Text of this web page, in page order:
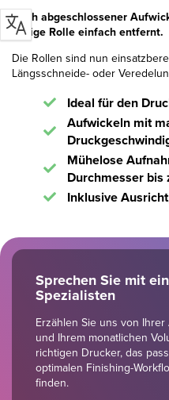
Nach abgeschlossener
fertige Rolle einfach entfernt.
Die Rollen sind nun
Längsschneide- oder
Ideal für den
Aufwickeln mit
Mühelose
Durchmesser bis
Inklusive
Sprechen Sie mit
Spezialisten
Erzählen Sie uns von
und Ihrem monatlichen
richtigen Drucker, das
optimalen Finishing-
finden.